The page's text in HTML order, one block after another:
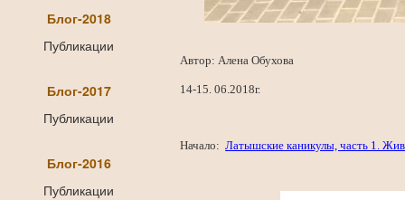
Блог-2018
Публикации
Блог-2017
Публикации
Блог-2016
Публикации
Автор: Алена Обухова
14-15. 06.2018г.
Начало:Латышские каникулы, часть 1.